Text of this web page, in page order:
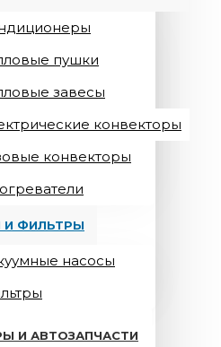
пушки
завесы
конвекторы
конвекторы
И ФИЛЬТРЫ
насосы
И АВТОЗАПЧАСТИ